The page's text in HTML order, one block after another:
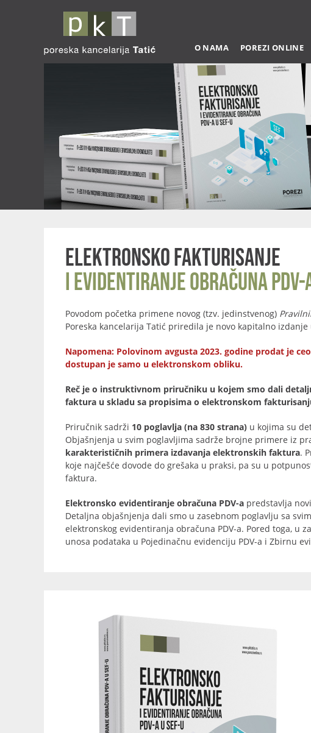
O NAMA POREZI ONLINE
Elektronsko fakturisanje
i evidentiranje obračuna PDV-
Povodom početka primene novog (tzv. jedinstvenog)
Poreska kancelarija Tatić priredila je novo kapitalno
Napomena: Polovinom avgusta 2023. godine prodat je
dostupan je samo u elektronskom obliku.
Reč je o instruktivnom priručniku u kojem smo dali
faktura u skladu sa propisima o elektronskom
Priručnik sadrži 10 poglavlja (na 830 strana) u kojima su
Objašnjenja u svim poglavljima sadrže brojne primere iz
karakterističnih primera izdavanja elektronskih faktura.
koje najčešće dovode do grešaka u praksi, pa su u
faktura.
Elektronsko evidentiranje obračuna PDV-a predstavlja
Detaljna objašnjenja dali smo u zasebnom poglavlju sa
elektronskog evidentiranja obračuna PDV-a. Pored toga, u
unosa podataka u Pojedinačnu evidenciju PDV-a i Zbirnu